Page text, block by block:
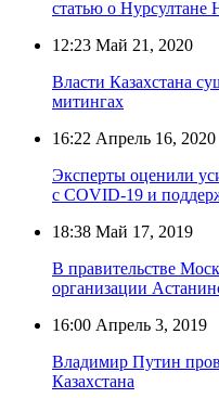
статью о Нурсултане
12:23 Май 21, 2020
Власти Казахстана
митингах
16:22 Апрель 16, 2020
Эксперты оценили
с COVID-19 и
18:38 Май 17, 2019
В правительстве
организации
16:00 Апрель 3, 2019
Владимир Путин
Казахстана